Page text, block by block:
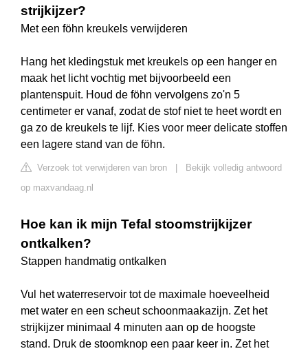
strijkijzer?
Met een föhn kreukels verwijderen
Hang het kledingstuk met kreukels op een hanger en
maak het licht vochtig met bijvoorbeeld een
plantenspuit. Houd de föhn vervolgens zo'n 5
centimeter er vanaf, zodat de stof niet te heet wordt en
ga zo de kreukels te lijf. Kies voor meer delicate stoffen
een lagere stand van de föhn.
Verzoek tot verwijderen van bron
Bekijk volledig antwoord
op maxvandaag.nl
Hoe kan ik mijn Tefal stoomstrijkijzer
ontkalken?
Stappen handmatig ontkalken
Vul het waterreservoir tot de maximale hoeveelheid
met water en een scheut schoonmaakazijn. Zet het
strijkijzer minimaal 4 minuten aan op de hoogste
stand. Druk de stoomknop een paar keer in. Zet het